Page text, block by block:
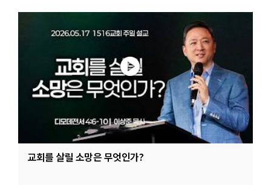
교회를 살릴 소망은 무엇인가?